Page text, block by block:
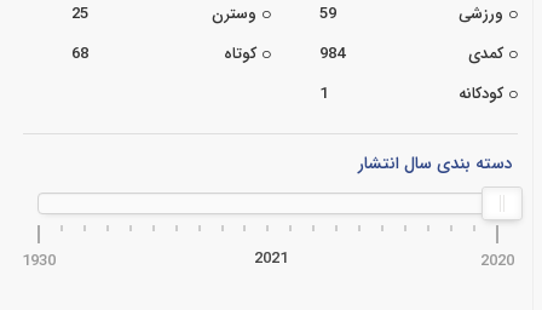
ورزشی
59 وسترن
25
کمدی
984 کوتاه
68
کودکانه
1
دسته بندی سال انتشار
1930 2020
2021